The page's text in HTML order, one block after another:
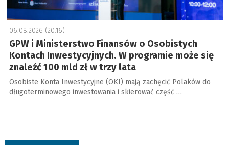
06.08.2026 (20:16)
GPW i Ministerstwo Finansów o Osobistych
Kontach Inwestycyjnych. W programie może się
znaleźć 100 mld zł w trzy lata
Osobiste Konta Inwestycyjne (OKI) mają zachęcić Polaków do
długoterminowego inwestowania i skierować część …